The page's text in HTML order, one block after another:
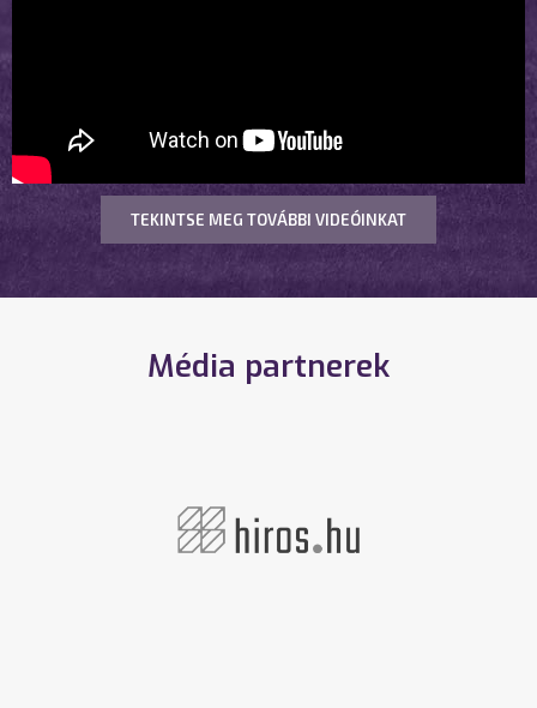
TEKINTSE MEG TOVÁBBI VIDEÓINKAT
Média partnerek